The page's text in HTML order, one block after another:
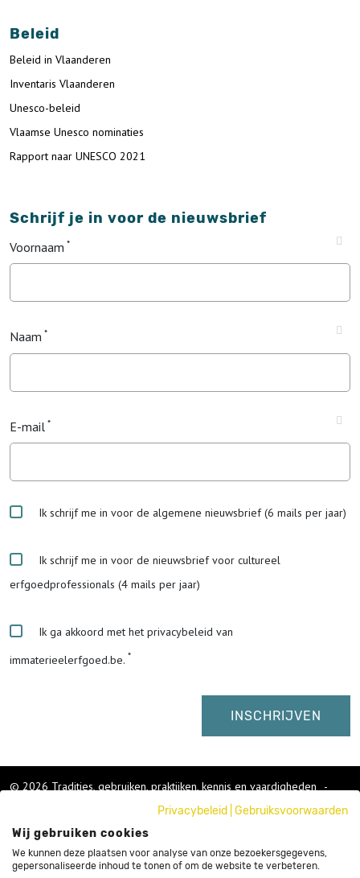
Beleid
Beleid in Vlaanderen
Inventaris Vlaanderen
Unesco-beleid
Vlaamse Unesco nominaties
Rapport naar UNESCO 2021
Schrijf je in voor de nieuwsbrief
Voornaam
Naam
E-mail
Ik schrijf me in voor de algemene nieuwsbrief (6 mails per jaar)
Ik schrijf me in voor de nieuwsbrief voor cultureel
erfgoedprofessionals (4 mails per jaar)
Ik ga akkoord met het privacybeleid van
immaterieelerfgoed.be.
© 2026 Tradities, gebruiken, praktijken, kennis en vaardigheden
-
Gebruikersvoorwaarden
Privacybeleid
Cookies
Privacybeleid
Gebruiksvoorwaarden
Wij gebruiken cookies
We kunnen deze plaatsen voor analyse van onze bezoekersgegevens,
gepersonaliseerde inhoud te tonen of om de website te verbeteren.